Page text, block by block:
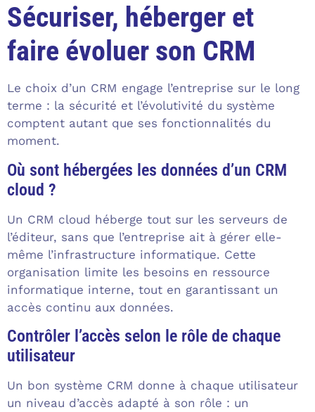
Sécuriser, héberger et
faire évoluer son CRM
Le choix d’un CRM engage l’entreprise sur le long
terme : la sécurité et l’évolutivité du système
comptent autant que ses fonctionnalités du
moment.
Où sont hébergées les données d’un CRM
cloud ?
Un CRM cloud héberge tout sur les serveurs de
l’éditeur, sans que l’entreprise ait à gérer elle-
même l’infrastructure informatique. Cette
organisation limite les besoins en ressource
informatique interne, tout en garantissant un
accès continu aux données.
Contrôler l’accès selon le rôle de chaque
utilisateur
Un bon système CRM donne à chaque utilisateur
un niveau d’accès adapté à son rôle : un